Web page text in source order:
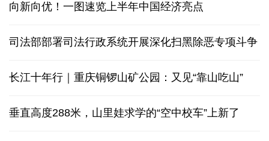
向新向优！一图速览上半年中国经济亮点
司法部部署司法行政系统开展深化扫黑除恶专项斗争
长江十年行｜重庆铜锣山矿公园：又见“靠山吃山”
垂直高度288米，山里娃求学的“空中校车”上新了